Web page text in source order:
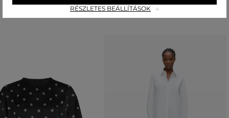
RÉSZLETES BEÁLLÍTÁSOK